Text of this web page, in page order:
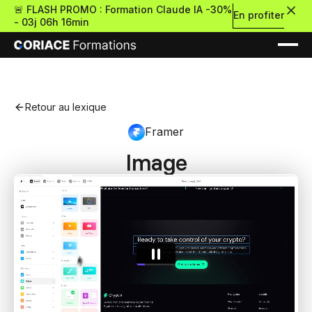
🚨 FLASH PROMO : Formation Claude IA -30%
- 03j 06h 16min
En profiter
Ressources Premium
Pour découvrir le no-
Retour À propos
Retour au lexique
Framer
Image